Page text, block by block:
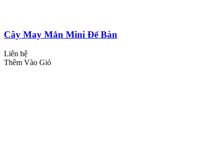
Cây May Mắn Mini Để Bàn
Liên hệ
Thêm Vào Giỏ